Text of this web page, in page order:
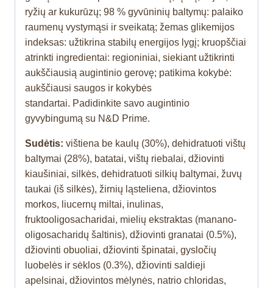
ryžių ar kukurūzų; 98 % gyvūninių baltymų: palaiko
raumenų vystymąsi ir sveikatą; žemas glikemijos
indeksas: užtikrina stabilų energijos lygį; kruopščiai
atrinkti ingredientai: regioniniai, siekiant užtikrinti
aukščiausią augintinio gerovę; patikima kokybė:
aukščiausi saugos ir kokybės
standartai. Padidinkite savo augintinio
gyvybingumą su N&D Prime.
Sudėtis: vištiena be kaulų (30%), dehidratuoti vištų
baltymai (28%), batatai, vištų riebalai, džiovinti
kiaušiniai, silkės, dehidratuoti silkių baltymai, žuvų
taukai (iš silkės), žirnių ląsteliena, džiovintos
morkos, liucernų miltai, inulinas,
fruktooligosacharidai, mielių ekstraktas (manano-
oligosacharidų šaltinis), džiovinti granatai (0.5%),
džiovinti obuoliai, džiovinti špinatai, gysločių
luobelės ir sėklos (0.3%), džiovinti saldieji
apelsinai, džiovintos mėlynės, natrio chloridas,